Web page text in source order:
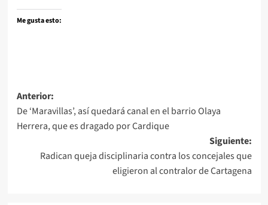
Me gusta esto:
Navegación
de
entradas
Anterior:
De ‘Maravillas’, así quedará canal en el barrio Olaya
Herrera, que es dragado por Cardique
Siguiente:
Radican queja disciplinaria contra los concejales que
eligieron al contralor de Cartagena